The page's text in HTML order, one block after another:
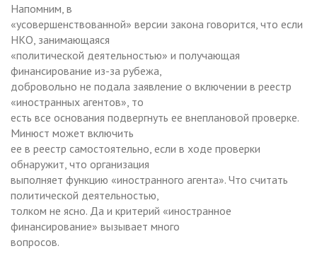
Напомним, в
«усовершенствованной» версии закона говорится, что если
НКО, занимающаяся
«политической деятельностью» и получающая
финансирование из-за рубежа,
добровольно не подала заявление о включении в реестр
«иностранных агентов», то
есть все основания подвергнуть ее внеплановой проверке.
Минюст может включить
ее в реестр самостоятельно, если в ходе проверки
обнаружит, что организация
выполняет функцию «иностранного агента». Что считать
политической деятельностью,
толком не ясно. Да и критерий «иностранное
финансирование» вызывает много
вопросов.